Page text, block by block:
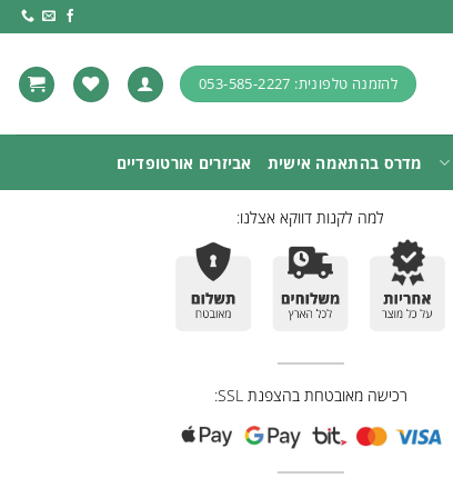
להזמנה טלפונית: 053-585-2227
מדרס בהתאמה אישית אביזרים אורטופדיים
למה לקנות דווקא אצלנו:
רכישה מאובטחת בהצפנת SSL: